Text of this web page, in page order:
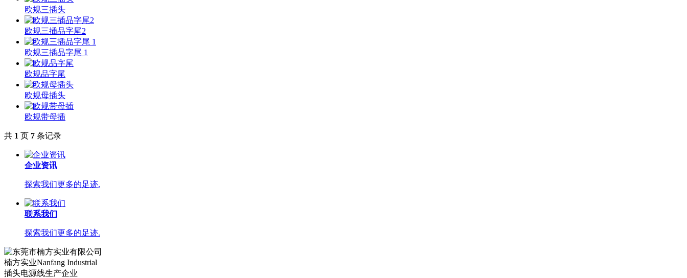
欧规三插头
欧规三插品字尾2
欧规三插品字尾 1
欧规品字尾
欧规母插头
欧规带母插
共 1 页 7 条记录
企业资讯
探索我们更多的足迹.
联系我们
探索我们更多的足迹.
楠方实业Nanfang Industrial
插头电源线生产企业